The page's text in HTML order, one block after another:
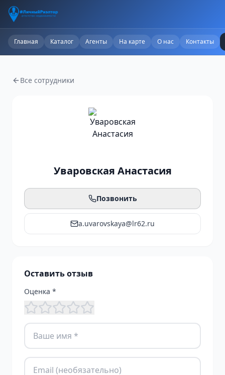
Главная Каталог Агенты На карте О нас Контакты
Все сотрудники
Уваровская Анастасия
Позвонить
a.uvarovskaya@lr62.ru
Оставить отзыв
Оценка *